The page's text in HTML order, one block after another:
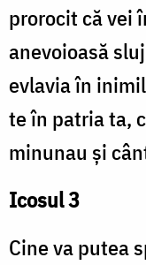
prorocit că vei
anevoioasă
evlavia în
te în patria ta,
minunau și
Icosul 3
Cine va putea